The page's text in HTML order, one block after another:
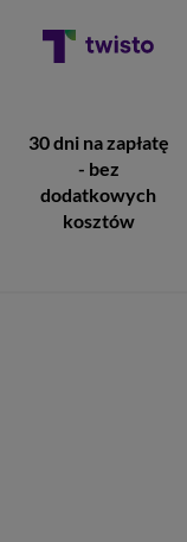
30 dni na zapłatę
- bez
dodatkowych
kosztów